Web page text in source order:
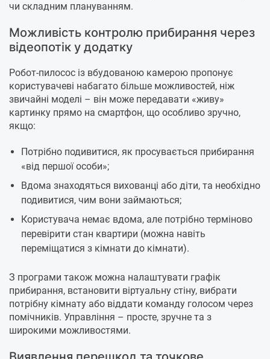
чи складним плануванням.
Можливість контролю прибирання через
відеопотік у додатку
Робот-пилосос із вбудованою камерою пропонує
користувачеві набагато більше можливостей, ніж
звичайні моделі – він може передавати «живу»
картинку прямо на смартфон, що особливо зручно,
якщо:
Потрібно подивитися, як просувається прибирання
«від першої особи»;
Вдома знаходяться вихованці або діти, та необхідно
подивитися, чим вони займаються;
Користувача немає вдома, але потрібно терміново
перевірити стан квартири (можна навіть
переміщатися з кімнати до кімнати).
З програми також можна налаштувати графік
прибирання, встановити віртуальну стіну, вибрати
потрібну кімнату або віддати команду голосом через
помічників. Управління – просте, зручне та з
широкими можливостями.